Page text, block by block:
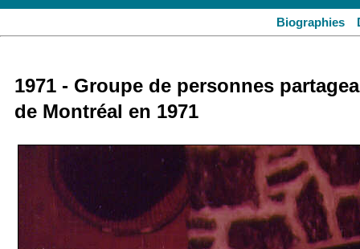
Biographies
1971 - Groupe de personnes
de Montréal en 1971